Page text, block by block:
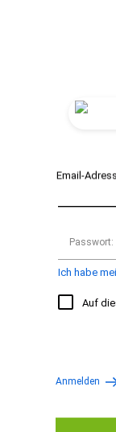
Email-
Passwort:
Ich habe
Auf
Anmelden